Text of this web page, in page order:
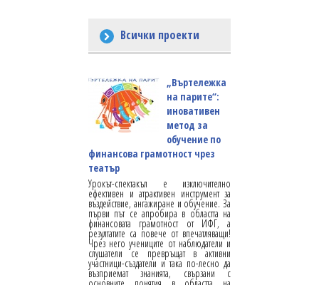
Всички проекти
„Въртележка
на парите“:
иновативен
метод за
обучение по
финансова грамотност чрез
театър
Урокът-спектакъл е изключително
ефективен и атрактивен инструмент за
въздействие, ангажиране и обучение. За
първи път се апробира в областта на
финансовата грамотност от ИФГ, а
резултатите са повече от впечатляващи!
Чрез него учениците от наблюдатели и
слушатели се превръщат в активни
участници-създатели и така по-лесно да
възприемат знанията, свързани с